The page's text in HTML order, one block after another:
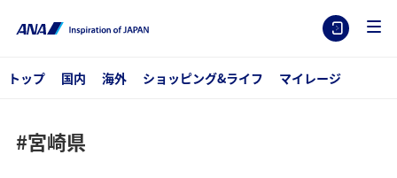
トップ 国内 海外 ショッピング&ライフ マイレージ
#宮崎県